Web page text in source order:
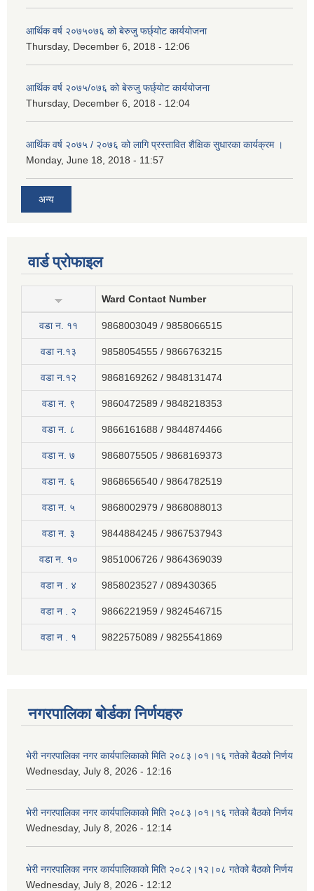
आर्थिक वर्ष २०७५०७६ को बेरुजु फर्छ्योट कार्ययोजना
Thursday, December 6, 2018 - 12:06
आर्थिक वर्ष २०७५/०७६ को बेरुजु फर्छ्योट कार्ययोजना
Thursday, December 6, 2018 - 12:04
आर्थिक वर्ष २०७५ / २०७६ को लागि प्रस्तावित शैक्षिक सुधारका कार्यक्रम ।
Monday, June 18, 2018 - 11:57
अन्य
वार्ड प्रोफाइल
Ward Contact Number
वडा न‍. ११ 9868003049 / 9858066515
वडा न.१३ 9858054555 / 9866763215
वडा न.१२ 9868169262 / 9848131474
वडा न. ९ 9860472589 / 9848218353
वडा न. ८ 9866161688 / 9844874466
वडा न. ७ 9868075505 / 9868169373
वडा न. ६ 9868656540 / 9864782519
वडा न. ५ 9868002979 / 9868088013
वडा न. ३ 9844884245 / 9867537943
वडा न. १० 9851006726 / 9864369039
वडा न . ४ 9858023527 / 089430365
वडा न . २ 9866221959 / 9824546715
वडा न . १ 9822575089 / 9825541869
नगरपालिका बोर्डका निर्णयहरु
भेरी नगरपालिका नगर कार्यपालिकाको मिति २०८३।०१।१६ गतेको बैठको निर्णय
Wednesday, July 8, 2026 - 12:16
भेरी नगरपालिका नगर कार्यपालिकाको मिति २०८३।०१।१६ गतेको बैठको निर्णय
Wednesday, July 8, 2026 - 12:14
भेरी नगरपालिका नगर कार्यपालिकाको मिति २०८२।१२।०८ गतेको बैठको निर्णय
Wednesday, July 8, 2026 - 12:12